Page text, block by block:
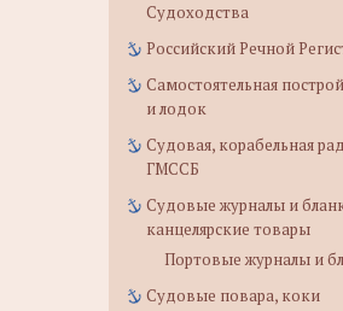
Судоходства
Российский Речной
Самостоятельная
и лодок
Судовая, корабельная
ГМССБ
Судовые журналы и
канцелярские товары
Портовые журналы и
Судовые повара, коки